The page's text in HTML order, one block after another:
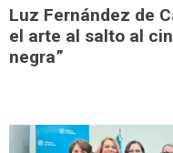
Luz Fernández de
el arte al salto al
negra”